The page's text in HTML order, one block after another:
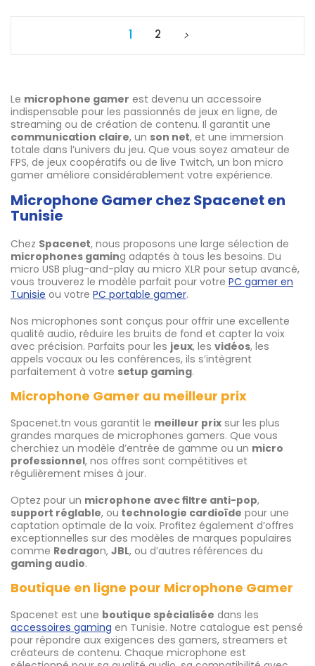
1 2
Le microphone gamer est devenu un accessoire
indispensable pour les passionnés de jeux en ligne, de
streaming ou de création de contenu. Il garantit une
communication claire, un son net, et une immersion
totale dans l’univers du jeu. Que vous soyez amateur de
FPS, de jeux coopératifs ou de live Twitch, un bon micro
gamer améliore considérablement votre expérience.
Microphone Gamer chez Spacenet en
Tunisie
Chez Spacenet, nous proposons une large sélection de
microphones gaming adaptés à tous les besoins. Du
micro USB plug-and-play au micro XLR pour setup avancé,
vous trouverez le modèle parfait pour votre PC gamer en
Tunisie ou votre PC portable gamer.
Nos microphones sont conçus pour offrir une excellente
qualité audio, réduire les bruits de fond et capter la voix
avec précision. Parfaits pour les jeux, les vidéos, les
appels vocaux ou les conférences, ils s’intègrent
parfaitement à votre setup gaming.
Microphone Gamer au meilleur prix
Spacenet.tn vous garantit le meilleur prix sur les plus
grandes marques de microphones gamers. Que vous
cherchiez un modèle d’entrée de gamme ou un micro
professionnel, nos offres sont compétitives et
régulièrement mises à jour.
Optez pour un microphone avec filtre anti-pop,
support réglable, ou technologie cardioïde pour une
captation optimale de la voix. Profitez également d’offres
exceptionnelles sur des modèles de marques populaires
comme Redragon, JBL, ou d’autres références du
gaming audio.
Boutique en ligne pour Microphone Gamer
Spacenet est une boutique spécialisée dans les
accessoires gaming en Tunisie. Notre catalogue est pensé
pour répondre aux exigences des gamers, streamers et
créateurs de contenu. Chaque microphone est